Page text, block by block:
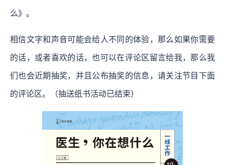
么》。
相信文字和声音可能会给人不同的体验，那么如果你需要
的话，或者喜欢的话，也可以在评论区留言给我，那么我
们也会近期抽奖，并且公布抽奖的信息，请关注节目下面
的评论区。（抽送纸书活动已结束）